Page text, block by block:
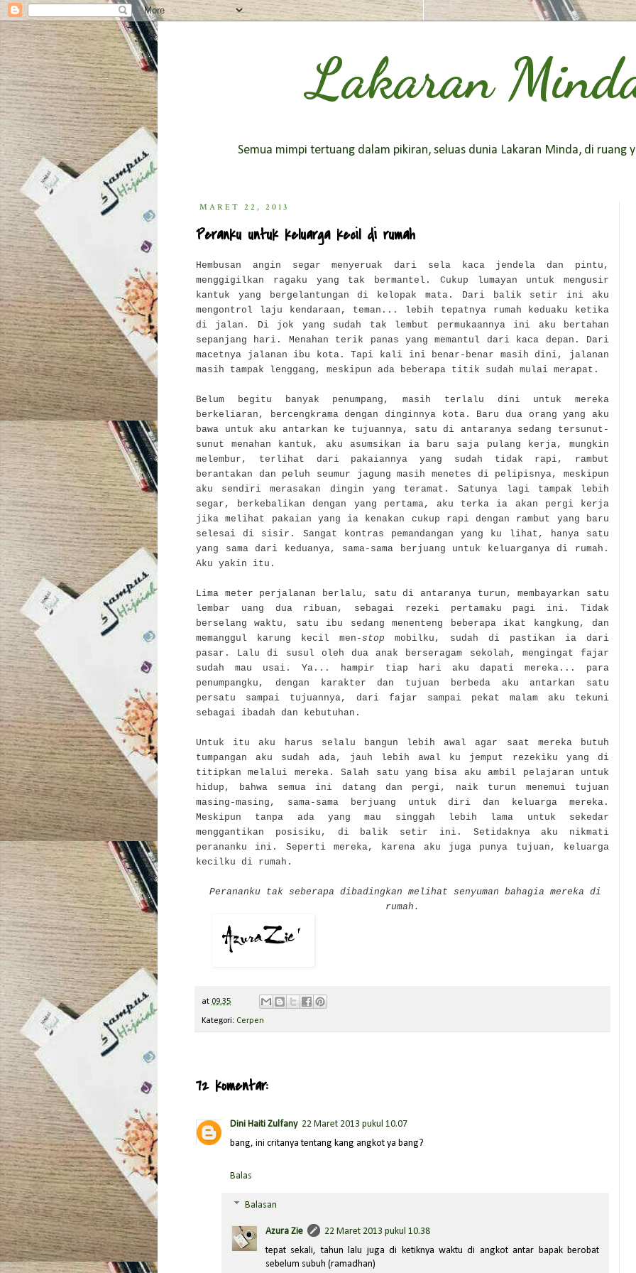
Lakaran
Semua mimpi tertuang dalam pikiran, seluas dunia Lakaran Minda, di ruang
MARET 22, 2013
Peranku untuk keluarga kecil di rumah
Hembusan angin segar menyeruak dari sela kaca jendela dan pintu,
menggigilkan ragaku yang tak bermantel. Cukup lumayan untuk mengusir
kantuk yang bergelantungan di kelopak mata. Dari balik setir ini aku
mengontrol laju kendaraan, teman... lebih tepatnya rumah keduaku ketika
di jalan. Di jok yang sudah tak lembut permukaannya ini aku bertahan
sepanjang hari. Menahan terik panas yang memantul dari kaca depan. Dari
macetnya jalanan ibu
kota. Tapi kali ini benar-benar masih dini, jalanan
masih tampak lenggang, meskipun ada beberapa titik sudah mulai merapat.
Belum begitu banyak penumpang, masih terlalu dini untuk mereka
berkeliaran, bercengkrama dengan dinginnya kota. Baru dua orang yang aku
bawa untuk aku antarkan ke tujuannya, satu di antaranya sedang tersunut-
sunut menahan kantuk, aku asumsikan ia baru saja pulang kerja, mungkin
melembur, terlihat dari pakaiannya yang sudah tidak rapi, rambut
berantakan dan peluh seumur jagung masih menetes di pelipisnya, meskipun
aku sendiri merasakan dingin yang teramat. Satunya lagi tampak lebih
segar, berkebalikan dengan yang pertama, aku terka ia akan pergi kerja
jika melihat pakaian yang ia kenakan cukup rapi dengan rambut yang baru
selesai di sisir. Sangat kontras pemandangan yang ku lihat, hanya satu
yang sama dari keduanya, sama-sama berjuang untuk keluarganya di rumah.
Aku yakin itu.
Lima meter perjalanan berlalu, satu di antaranya turun, membayarkan satu
lembar uang dua ribuan, sebagai rezeki pertamaku pagi ini. Tidak
berselang waktu, satu ibu sedang menenteng beberapa ikat kangkung, dan
memanggul karung kecil men-stop mobilku, sudah di pastikan ia dari
pasar. Lalu di susul oleh dua anak berseragam sekolah, mengingat fajar
sudah mau usai. Ya... hampir tiap hari aku dapati mereka... para
penumpangku, dengan karakter dan tujuan berbeda aku antarkan satu
persatu sampai tujuannya, dari fajar sampai pekat malam aku tekuni
sebagai ibadah dan kebutuhan.
Untuk itu aku harus selalu bangun lebih awal agar saat mereka butuh
tumpangan aku sudah ada, jauh lebih awal ku jemput rezekiku yang di
titipkan melalui mereka. Salah satu yang bisa aku ambil pelajaran untuk
hidup, bahwa semua ini datang dan pergi, naik turun menemui tujuan
masing-masing, sama-sama berjuang untuk diri dan keluarga mereka.
Meskipun tanpa ada yang mau singgah lebih lama untuk sekedar
menggantikan posisiku, di balik setir ini. Setidaknya aku nikmati
perananku ini. Seperti mereka, karena aku juga punya tujuan, keluarga
kecilku di rumah.
Perananku tak seberapa dibadingkan melihat senyuman bahagia mereka di
rumah.
at 09.35
Kategori: Cerpen
72 komentar:
Dini Haiti Zulfany 22 Maret 2013 pukul 10.07
bang, ini critanya tentang kang angkot ya bang?
Balas
Balasan
Azura Zie
22 Maret 2013 pukul 10.38
tepat sekali, tahun lalu juga di ketiknya waktu di angkot antar bapak berobat
sebelum subuh (ramadhan)